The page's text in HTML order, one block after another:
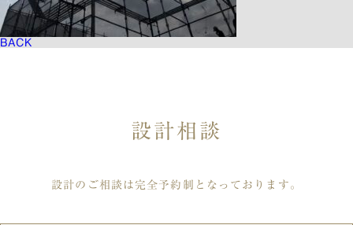
BACK
設計相談
設計のご相談は完全予約制となっております。